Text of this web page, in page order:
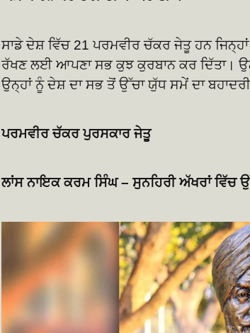
ਸਾਡੇ ਦੇਸ਼ ਵਿੱਚ 21 ਪਰਮਵੀਰ ਚੱਕਰ ਜੇਤੂ ਹਨ
ਰੱਖਣ ਲਈ ਆਪਣਾ ਸਭ ਕੁਝ ਕੁਰਬਾਨ ਕਰ ਦਿੱਤਾ।
ਉਨ੍ਹਾਂ ਨੂੰ ਦੇਸ਼ ਦਾ ਸਭ ਤੋਂ ਉੱਚਾ ਯੁੱਧ ਸਮੇਂ ਦਾ
ਪਰਮਵੀਰ ਚੱਕਰ ਪੁਰਸਕਾਰ ਜੇਤੂ
ਲਾਂਸ ਨਾਇਕ ਕਰਮ ਸਿੰਘ – ਸੁਨਹਿਰੀ ਅੱਖਰਾਂ